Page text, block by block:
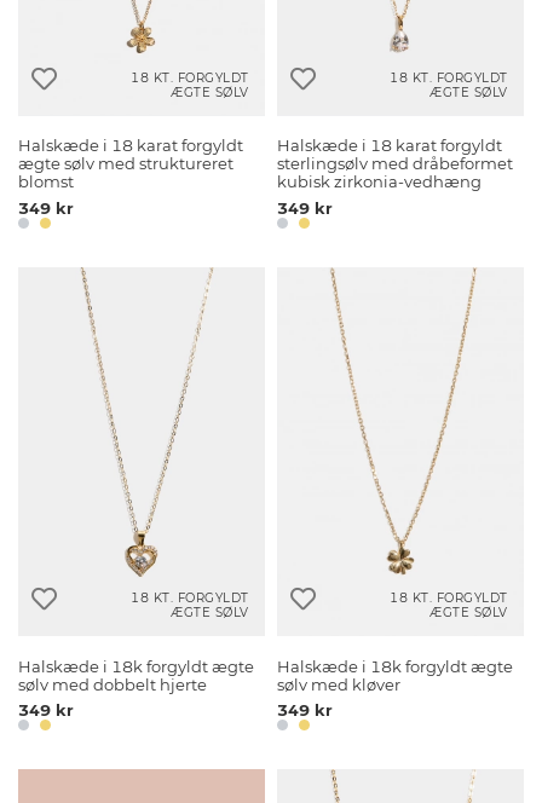
18 KT. FORGYLDT
ÆGTE SØLV
Halskæde i 18 karat forgyldt
ægte sølv med struktureret
blomst
349 kr
18 KT. FORGYLDT
ÆGTE SØLV
Halskæde i 18 karat forgyldt
sterlingsølv med dråbeformet
kubisk zirkonia-vedhæng
349 kr
18 KT. FORGYLDT
ÆGTE SØLV
Halskæde i 18k forgyldt ægte
sølv med dobbelt hjerte
349 kr
18 KT. FORGYLDT
ÆGTE SØLV
Halskæde i 18k forgyldt ægte
sølv med kløver
349 kr